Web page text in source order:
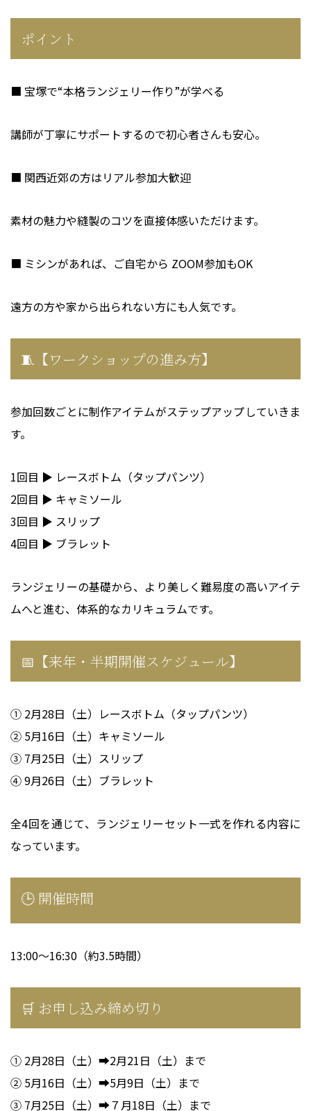
ポイント
■ 宝塚で“本格ランジェリー作り”が学べる
講師が丁寧にサポートするので初心者さんも安心。
■ 関西近郊の方はリアル参加大歓迎
素材の魅力や縫製のコツを直接体感いただけます。
■ ミシンがあれば、ご自宅から ZOOM参加もOK
遠方の方や家から出られない方にも人気です。
🧵【ワークショップの進み方】
参加回数ごとに制作アイテムがステップアップしていきま
す。
1回目 ▶ レースボトム（タップパンツ）
2回目 ▶ キャミソール
3回目 ▶ スリップ
4回目 ▶ ブラレット
ランジェリーの基礎から、より美しく難易度の高いアイテ
ムへと進む、体系的なカリキュラムです。
📅【来年・半期開催スケジュール】
① 2月28日（土）レースボトム（タップパンツ）
② 5月16日（土）キャミソール
③ 7月25日（土）スリップ
④ 9月26日（土）ブラレット
全4回を通じて、ランジェリーセット一式を作れる内容に
なっています。
🕒 開催時間
13:00〜16:30（約3.5時間）
🛒 お申し込み締め切り
① 2月28日（土）➡2月21日（土）まで
② 5月16日（土）➡5月9日（土）まで
③ 7月25日（土）➡７月18日（土）まで